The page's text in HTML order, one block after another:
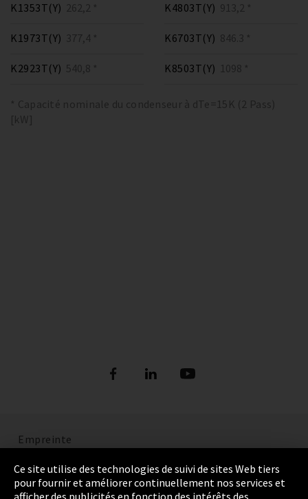
K1353T(Y) 262,2 *
K1973T(Y) 377,4 *
K2923T(Y) 540,8 *
K4803T(Y) 913,2 *
K6703T(Y) 846.3 *
K8503T(Y) 1098 *
* Capacité nominale du condenseur à dTe=15K (2 Pass)
[kW]
Empreinte
Politique de confidentialité
Cookie Settings
Ce site utilise des technologies de suivi de sites Web tiers
pour fournir et améliorer continuellement nos services et
afficher des publicités en fonction des intérêts des